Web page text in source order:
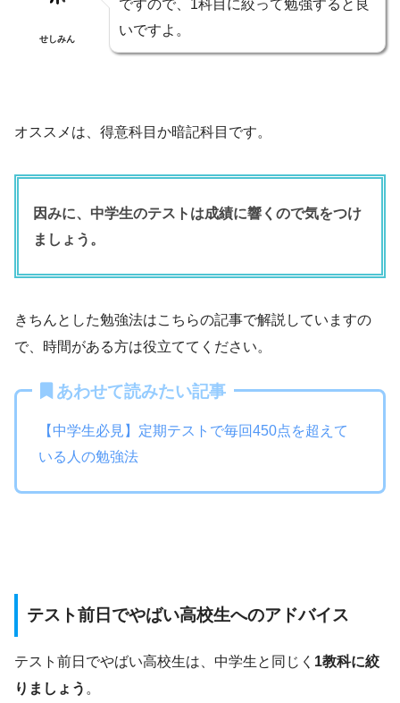
せしみん
ですので、1科目に絞って勉強すると良
いですよ。
オススメは、得意科目か暗記科目です。
因みに、中学生のテストは成績に響くので気をつけ
ましょう。
きちんとした勉強法はこちらの記事で解説していますの
で、時間がある方は役立ててください。
あわせて読みたい記事
【中学生必見】定期テストで毎回450点を超えて
いる人の勉強法
テスト前日でやばい高校生へのアドバイス
テスト前日でやばい高校生は、中学生と同じく 1教科に絞
りましょう 。